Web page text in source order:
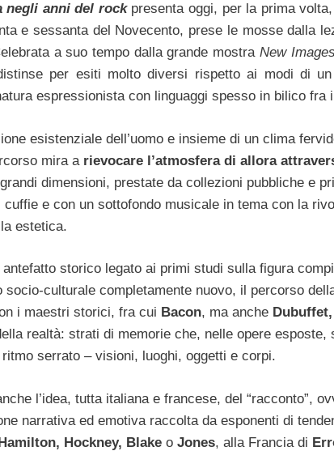
negli anni del rockpresenta oggi, per la prima
e sessanta del Novecento, prese le mosse dalla
a suo tempo dalla grande mostra New
per esiti molto diversi rispetto ai modi di un
espressionista con linguaggi spesso in bilico fra
esistenziale dell’uomo e insieme di un clima
mira a rievocare l’atmosfera di allora
dimensioni, prestate da collezioni pubbliche e
cuffie e con un sottofondo musicale in tema con la
estetica.
antefatto storico legato ai primi studi sulla figura
socio-culturale completamente nuovo, il percorso
i maestri storici, fra cui Bacon, ma anche Dubuffet,
realtà: strati di memorie che, nelle opere esposte,
serrato – visioni, luoghi, oggetti e corpi.
l’idea, tutta italiana e francese, del “racconto”,
narrativa ed emotiva raccolta da esponenti di
Hockney, Blake o Jones, alla Francia di